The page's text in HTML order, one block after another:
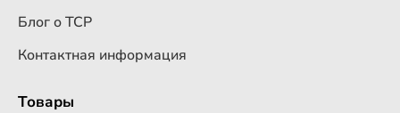
Блог о ТСР
Контактная информация
Товары